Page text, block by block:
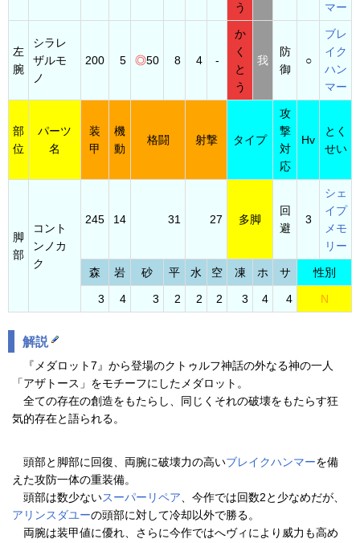
う
マー
左
腕
シラレ
ザルモ
ノ
200 5 ◎50 8 4 -
か
く
と
う
我
防
御
○
ブレ
イク
ハン
マー
部
位
パーツ
名
装
甲
機
動
格闘 射撃 タイプ
攻
撃
対
応
Hv
とく
せい
脚
部
コント
ンノカ
ク
245 14 31 27 多脚
回
避
3
シェ
イプ
メモ
リー
森 岩 砂 平 水 空 凍 ホ サ 性別
3 4 3 2 2 2 3 4 4 N
解説
『メダロット7』から登場のクトゥルフ神話の外なる神の一人
「アザトース」をモチーフにしたメダロット。
全ての存在の創造をもたらし、同じくそれの破壊をもたらす狂
気的存在と語られる。
頭部と脚部に回復、両腕に破壊力の高いブレイクハンマーを備
えた攻防一体の重装備。
頭部は数少ないスーパーリペア 、今作では回数2と少なめだが、
アリンスダユーの頭部に対して冷却以外で勝る。
両腕は装甲値に優れ、さらに今作ではへヴィにより威力も高め